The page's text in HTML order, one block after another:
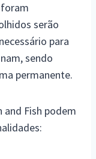
serão
para
sendo
permanente.
and Fish podem